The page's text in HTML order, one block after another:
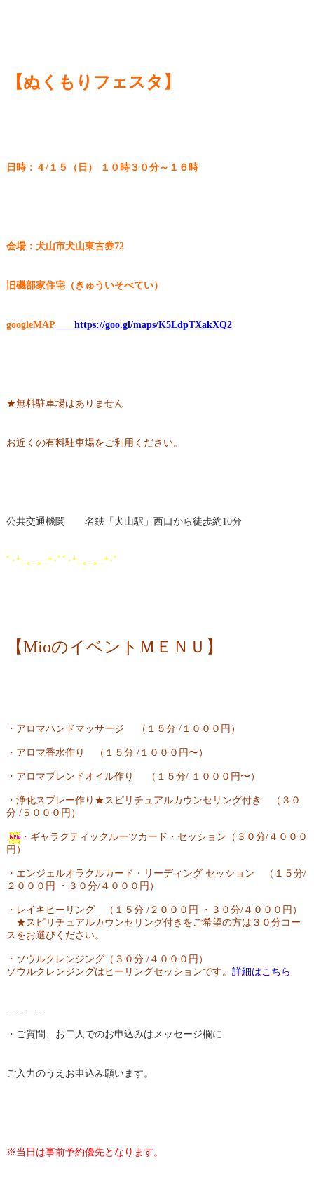
【ぬくもりフェスタ】
日時：４/１５（日） １０時３０分～１６時
会場：犬山市犬山東古券72
旧磯部家住宅（きゅういそべてい）
googleMAPhttps://goo.gl/maps/K5LdpTXakXQ2
★無料駐車場はありません
お近くの有料駐車場をご利用ください。
公共交通機関 名鉄「犬山駅」西口から徒歩約10分
ﾟ･*:.｡..｡.:*･ﾟﾟ･*:.｡..｡.:*･ﾟ
【MioのイベントＭＥＮＵ】
・アロマハンドマッサージ （１５分 /１０００円）
・アロマ香水作り （１５分 /１０００円〜）
・アロマブレンドオイル作り （１５分/ １０００円〜）
・浄化スプレー作り★スピリチュアルカウンセリング付き （３０
分 /５０００円）
・ギャラクティックルーツカード・セッション（３０分/４０００
円）
・エンジェルオラクルカード・リーディング セッション （１５分/
２０００円 ・３０分/４０００円）
・レイキヒーリング （１５分 /２０００円 ・３０分/４０００円）
★スピリチュアルカウンセリング付きをご希望の方は３０分コー
スをお選びください。
・ソウルクレンジング（３０分 /４０００円）
ソウルクレンジングはヒーリングセッションです。 詳細はこちら
・ご質問、お二人でのお申込みはメッセージ欄に
ご入力のうえお申込み願います。
※当日は事前予約優先となります。